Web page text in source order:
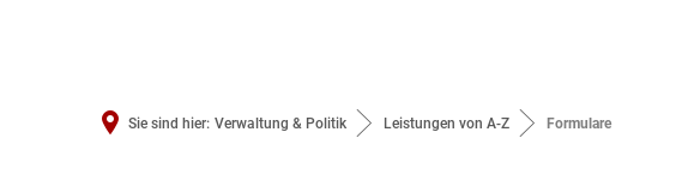
Sie sind hier: Verwaltung & Politik Leistungen von A-Z Formulare